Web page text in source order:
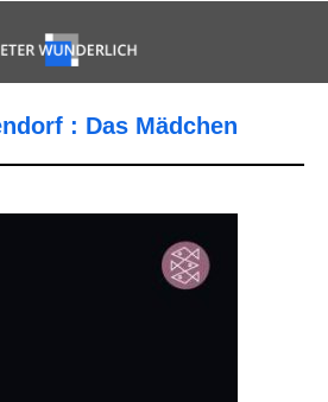
: Das Mädchen